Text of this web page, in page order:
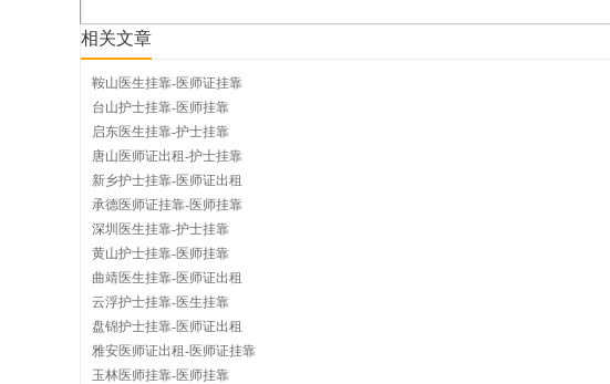
出
租
挂
相关文章
鞍山医生挂靠-医师证挂靠
台山护士挂靠-医师挂靠
启东医生挂靠-护士挂靠
唐山医师证出租-护士挂靠
新乡护士挂靠-医师证出租
承德医师证挂靠-医师挂靠
深圳医生挂靠-护士挂靠
黄山护士挂靠-医师挂靠
曲靖医生挂靠-医师证出租
云浮护士挂靠-医生挂靠
盘锦护士挂靠-医师证出租
雅安医师证出租-医师证挂靠
玉林医师挂靠-医师挂靠